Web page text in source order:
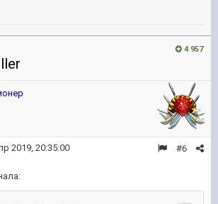
4 957
#6
2019, 20:35:00